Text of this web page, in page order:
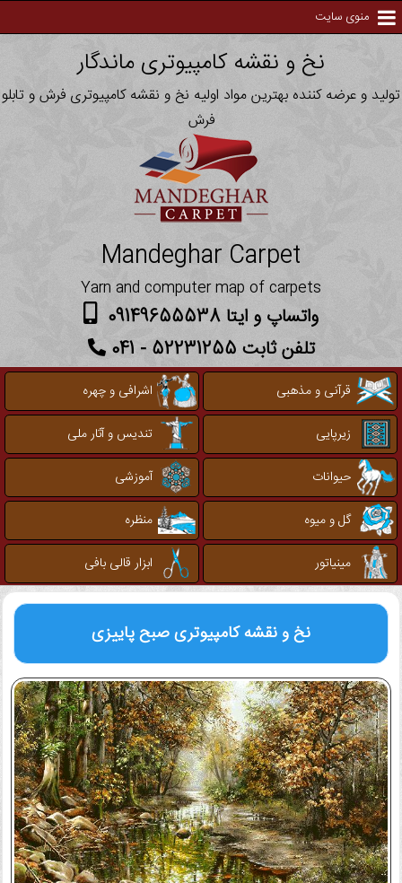
منوی سایت
نخ و نقشه کامپیوتری ماندگار
تولید و عرضه کننده بهترین مواد اولیه نخ و نقشه کامپیوتری فرش و تابلو
فرش
Mandeghar Carpet
Yarn and computer map of carpets
واتساپ و ایتا 09149655538
تلفن ثابت 52231255 - 041
قرآنی و مذهبی
اشرافی و چهره
زیرپایی
تندیس و آثار ملی
حیوانات
آموزشی
گل و میوه
منظره
مینیاتور
ابزار قالی بافی
نخ و نقشه کامپیوتریصبح پاییزی